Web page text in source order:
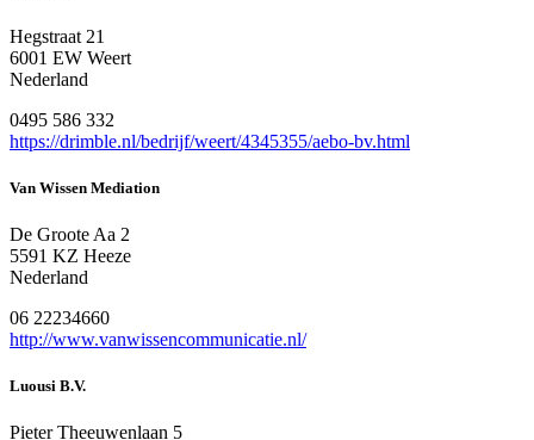
Hegstraat 21
6001 EW Weert
Nederland
0495 586 332
https://drimble.nl/bedrijf/weert/4345355/aebo-bv.html
Van Wissen Mediation
De Groote Aa 2
5591 KZ Heeze
Nederland
06 22234660
http://www.vanwissencommunicatie.nl/
Luousi B.V.
Pieter Theeuwenlaan 5